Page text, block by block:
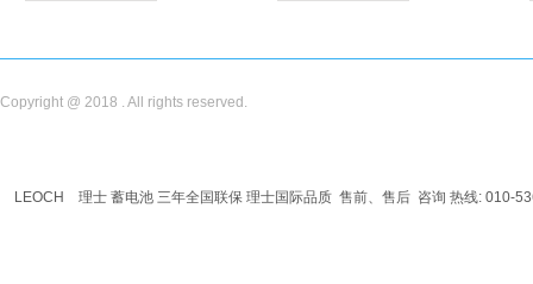
Copyright @ 2018 . All rights reserved.
LEOCH理士 蓄电池 三年全国联保 理士国际品质 售前、售后 咨询 热线: 010-